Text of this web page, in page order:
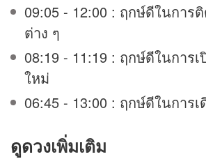
09:05 - 12:00 : ฤกษ์ดีในการ
ต่าง ๆ
08:19 - 11:19 : ฤกษ์ดีในการ
ใหม่
06:45 - 13:00 : ฤกษ์ดีในการ
ดูดวงเพิ่มเติม